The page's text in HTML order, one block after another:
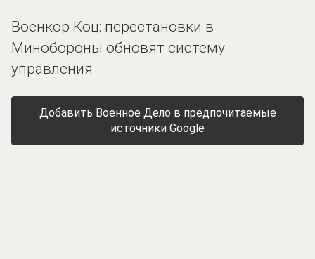
Военкор Коц: перестановки в
Минобороны обновят систему
управления
Добавить Военное Дело в предпочитаемые
источники Google